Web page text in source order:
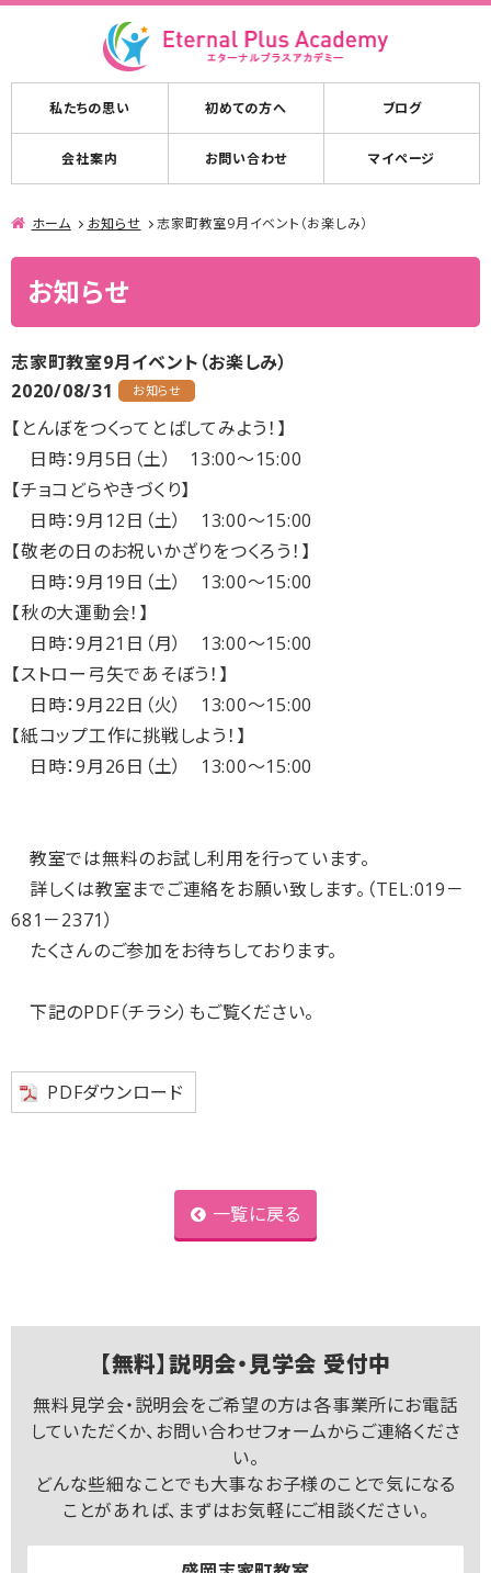
私たちの思い 初めての方へ ブログ
会社案内 お問い合わせ マイページ
ホーム お知らせ 志家町教室9月イベント（お楽しみ）
お知らせ
志家町教室9月イベント（お楽しみ）
2020/08/31
お知らせ
【とんぼをつくってとばしてみよう！】
日時：9月5日（土） 13:00～15:00
【チョコどらやきづくり】
日時：9月12日（土） 13:00～15:00
【敬老の日のお祝いかざりをつくろう！】
日時：9月19日（土） 13:00～15:00
【秋の大運動会！】
日時：9月21日（月） 13:00～15:00
【ストロー弓矢であそぼう！】
日時：9月22日（火） 13:00～15:00
【紙コップ工作に挑戦しよう！】
日時：9月26日（土） 13:00～15:00
教室では無料のお試し利用を行っています。
詳しくは教室までご連絡をお願い致します。（TEL:019－
681－2371）
たくさんのご参加をお待ちしております。
下記のPDF（チラシ）もご覧ください。
PDFダウンロード
一覧に戻る
【無料】説明会・見学会 受付中
無料見学会・説明会をご希望の方は各事業所にお電話
していただくか、お問い合わせフォームからご連絡くださ
い。
どんな些細なことでも大事なお子様のことで気になる
ことがあれば、まずはお気軽にご相談ください。